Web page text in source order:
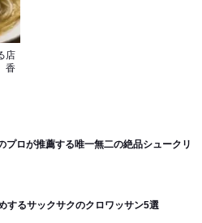
店
香
プロが推薦する唯一無二の絶品シュークリ
するサックサクのクロワッサン5選